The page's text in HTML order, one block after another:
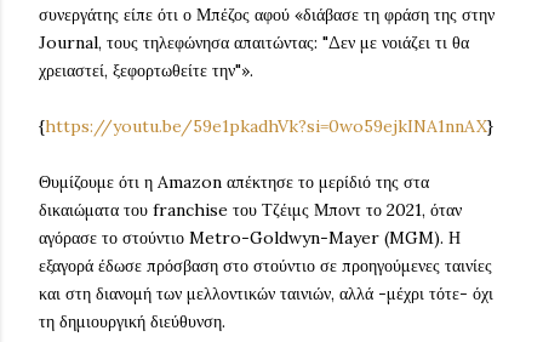
συνεργάτης είπε ότι ο Μπέζος αφού «διάβασε τη φράση της στην
Journal, τους τηλεφώνησα απαιτώντας: "Δεν με νοιάζει τι θα
χρειαστεί, ξεφορτωθείτε την"».
{https://youtu.be/59e1pkadhVk?si=0wo59ejkINA1nnAX}
Θυμίζουμε ότι η Amazon απέκτησε το μερίδιό της στα
δικαιώματα του franchise του Τζέιμς Μποντ το 2021, όταν
αγόρασε το στούντιο Metro-Goldwyn-Mayer (MGM). Η
εξαγορά έδωσε πρόσβαση στο στούντιο σε προηγούμενες ταινίες
και στη διανομή των μελλοντικών ταινιών, αλλά -μέχρι τότε- όχι
τη δημιουργική διεύθυνση.